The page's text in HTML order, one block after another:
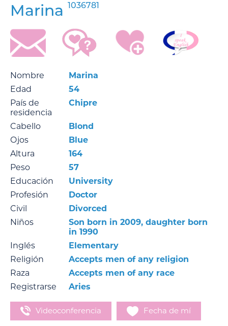
Marina 1036781
Nombre
Marina
Edad
54
País de
residencia
Chipre
Cabello
Blond
Ojos
Blue
Altura
164
Peso
57
Educación
University
Profesión
Doctor
Civil
Divorced
Niños
Son born in 2009, daughter born
in 1990
Inglés
Elementary
Religión
Accepts men of any religion
Raza
Accepts men of any race
Registrarse
Aries
Videoconferencia Fecha de mí